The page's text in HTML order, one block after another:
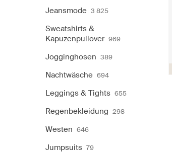
Jeansmode 3 825
Sweatshirts &
Kapuzenpullover 969
Jogginghosen 389
Nachtwäsche 694
Leggings & Tights 655
Regenbekleidung 298
Westen 646
Jumpsuits 79